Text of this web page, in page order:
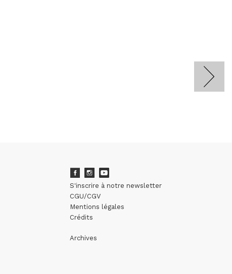
S'inscrire à notre newsletter
CGU/CGV
Mentions légales
Crédits
Archives